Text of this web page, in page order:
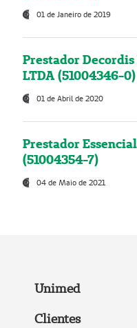
01 de Janeiro de 2019
Prestador
LTDA (51004346-0)
01 de Abril de 2020
Prestador
(51004354-7)
04 de Maio de 2021
Unimed
Clientes